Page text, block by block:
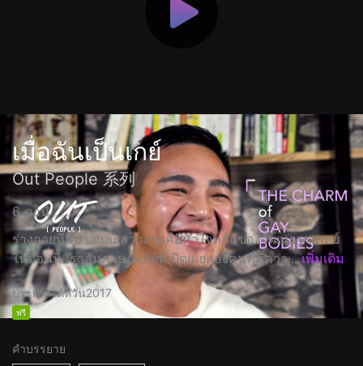
เมื่อฉันเป็นเกย์
Out People 系列
6 ตอน
ร่างกายที่มั่นใจและสวยงามคือหัวใจหลักของวัฒนธรรมเกย์
ในตอนนี้ เราสัมภาษณ์เกย์ที่เปิดเผยสองคนที่มีควา... เพิ่มเติม
ประเทศไต้หวัน2017
ฟรี
คำบรรยาย